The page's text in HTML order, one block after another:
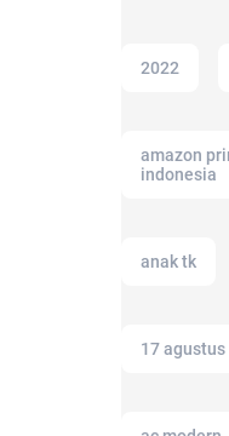
2022
amazon
indonesia
anak tk
17 agustus